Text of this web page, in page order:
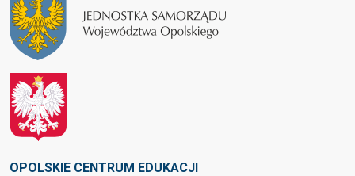
OPOLSKIE CENTRUM EDUKACJI